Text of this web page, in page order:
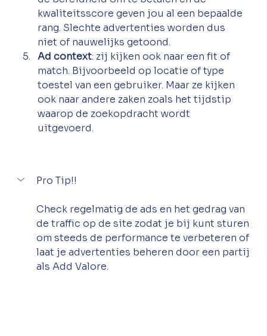
kwaliteitsscore geven jou al een bepaalde
rang. Slechte advertenties worden dus
niet of nauwelijks getoond.
Ad context: zij kijken ook naar een fit of
match. Bijvoorbeeld op locatie of type
toestel van een gebruiker. Maar ze kijken
ook naar andere zaken zoals het tijdstip
waarop de zoekopdracht wordt
uitgevoerd.
Pro Tip!!
Check regelmatig de ads en het gedrag van
de traffic op de site zodat je bij kunt sturen
om steeds de performance te verbeteren of
laat je advertenties beheren door een partij
als Add Valore.